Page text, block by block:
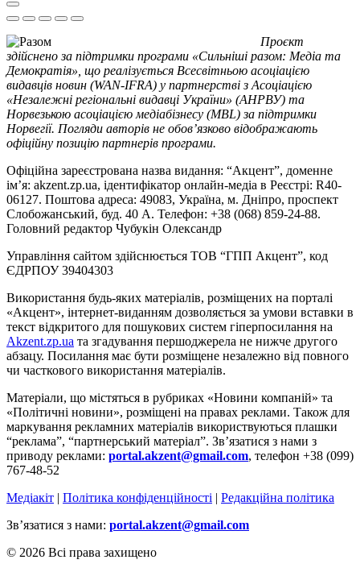
Проєкт
здійснено за підтримки програми «Сильніші разом: Медіа та
Демократія», що реалізується Всесвітньою асоціацією
видавців новин (WAN-IFRA) у партнерстві з Асоціацією
«Незалежні регіональні видавці України» (АНРВУ) та
Норвезькою асоціацією медіабізнесу (MBL) за підтримки
Норвегії. Погляди авторів не обов’язково відображають
офіційну позицію партнерів програми.
Офіційна зареєстрована назва видання: “Акцент”, доменне
ім’я: akzent.zp.ua, ідентифікатор онлайн-медіа в Реєстрі: R40-
06127. Поштова адреса: 49083, Україна, м. Дніпро, проспект
Слобожанський, буд. 40 А. Телефон: +38 (068) 859-24-88.
Головний редактор Чубукін Олександр
Управління сайтом здійснюється ТОВ “ГПП Акцент”, код
ЄДРПОУ 39404303
Використання будь-яких матеріалів, розміщених на порталі
«Акцент», інтернет-виданням дозволяється за умови вставки в
текст відкритого для пошукових систем гіперпосилання на
Akzent.zp.ua та згадування першоджерела не нижче другого
абзацу. Посилання має бути розміщене незалежно від повного
чи часткового використання матеріалів.
Матеріали, що містяться в рубриках «Новини компаній» та
«Політичні новини», розміщені на правах реклами. Також для
маркування рекламних матеріалів використвуються плашки
“реклама”, “партнерський матеріал”. Зв’язатися з нами з
приводу реклами: portal.akzent@gmail.com, телефон +38 (099)
767-48-52
Медіакіт | Політика конфіденційності | Редакційна політика
Зв’язатися з нами: portal.akzent@gmail.com
© 2026 Всі права захищено